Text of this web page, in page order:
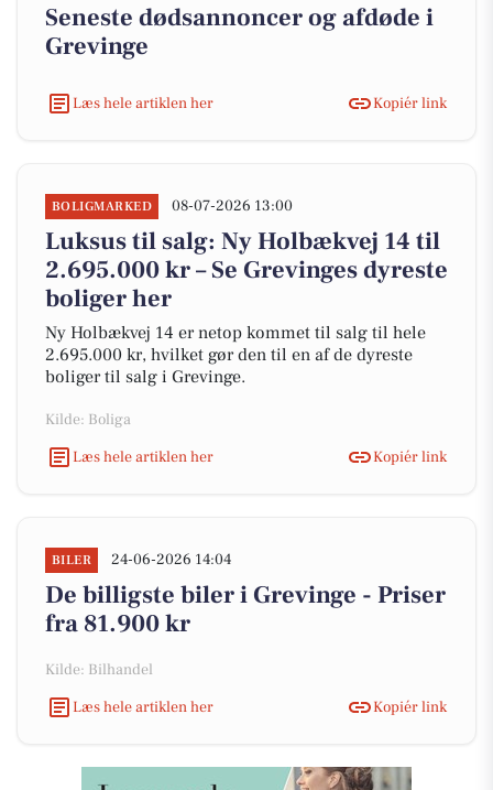
Seneste dødsannoncer og afdøde i
Grevinge
Læs hele artiklen her Kopiér link
BOLIGMARKED 08-07-2026 13:00
Luksus til salg: Ny Holbækvej 14 til
2.695.000 kr – Se Grevinges dyreste
boliger her
Ny Holbækvej 14 er netop kommet til salg til hele
2.695.000 kr, hvilket gør den til en af de dyreste
boliger til salg i Grevinge.
Kilde: Boliga
Læs hele artiklen her
Kopiér link
BILER 24-06-2026 14:04
De billigste biler i Grevinge - Priser
fra 81.900 kr
Kilde: Bilhandel
Læs hele artiklen her
Kopiér link